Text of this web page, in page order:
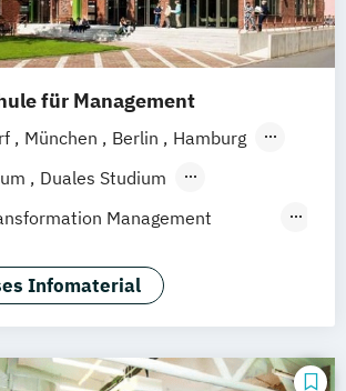
für Management
München Berlin
Hamburg
Frankfurt am Main
Duales Studium
Management
Controlling & Hotel Asset
Tourismusmarketing
Infomaterial